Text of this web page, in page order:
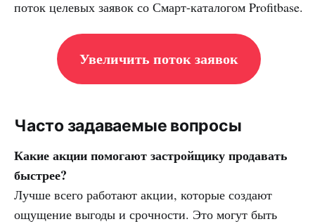
поток целевых заявок со Смарт-каталогом Profitbase.
Увеличить поток заявок
Часто задаваемые вопросы
Какие акции помогают застройщику продавать
быстрее?
Лучше всего работают акции, которые создают
ощущение выгоды и срочности. Это могут быть